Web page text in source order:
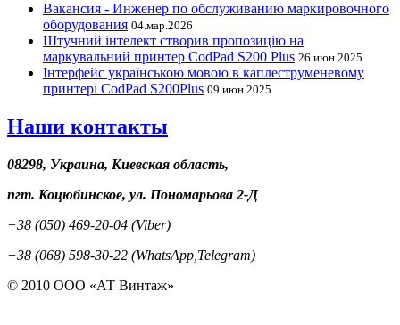
Вакансия - Инженер по обслуживанию маркировочного
оборудования 04.мар.2026
Штучний інтелект створив пропозицію на
маркувальний принтер CodPad S200 Plus 26.июн.2025
Інтерфейс українською мовою в каплеструменевому
принтері CodPad S200Plus 09.июн.2025
Наши контакты
08298, Украина, Киевская область,
пгт. Коцюбинское, ул. Пономарьова 2-Д
+38 (050) 469-20-04 (Viber)
+38 (068) 598-30-22 (WhatsApp,Telegram)
© 2010 ООО «АТ Винтаж»